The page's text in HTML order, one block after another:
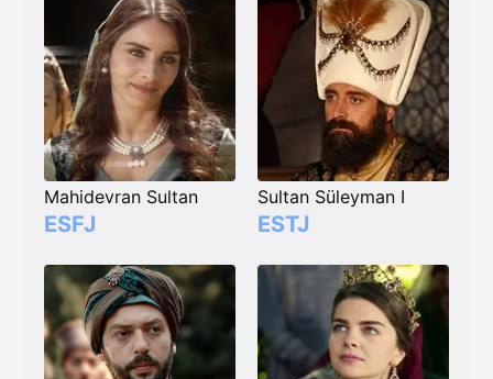
Mahidevran Sultan
ESFJ
Sultan Süleyman I
ESTJ